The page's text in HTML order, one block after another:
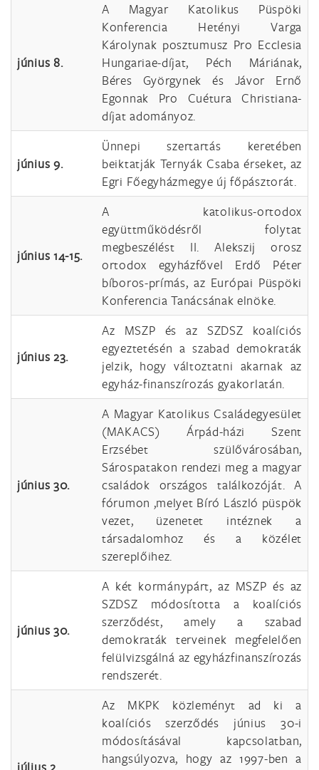
június 8.
A Magyar Katolikus Püspöki
Konferencia Hetényi Varga
Károlynak posztumusz Pro Ecclesia
Hungariae-díjat, Péch Máriának,
Béres Györgynek és Jávor Ernő
Egonnak Pro Cuétura Christiana-
díjat adományoz.
június 9.
Ünnepi szertartás keretében
beiktatják Ternyák Csaba érseket, az
Egri Főegyházmegye új főpásztorát.
június 14-15.
A katolikus-ortodox
együttműködésről folytat
megbeszélést II. Alekszij orosz
ortodox egyházfővel Erdő Péter
bíboros-prímás, az Európai Püspöki
Konferencia Tanácsának elnöke.
június 23.
Az MSZP és az SZDSZ koalíciós
egyeztetésén a szabad demokraták
jelzik, hogy változtatni akarnak az
egyház-finanszírozás gyakorlatán.
június 30.
A Magyar Katolikus Családegyesület
(MAKACS) Árpád-házi Szent
Erzsébet szülővárosában,
Sárospatakon rendezi meg a magyar
családok országos találkozóját. A
fórumon ,melyet Bíró László püspök
vezet, üzenetet intéznek a
társadalomhoz és a közélet
szereplőihez.
június 30.
A két kormánypárt, az MSZP és az
SZDSZ módosította a koalíciós
szerződést, amely a szabad
demokraták terveinek megfelelően
felülvizsgálná az egyházfinanszírozás
rendszerét.
Az MKPK közleményt ad ki a
koalíciós szerződés június 30-i
módosításával kapcsolatban,
hangsúlyozva, hogy az 1997-ben a